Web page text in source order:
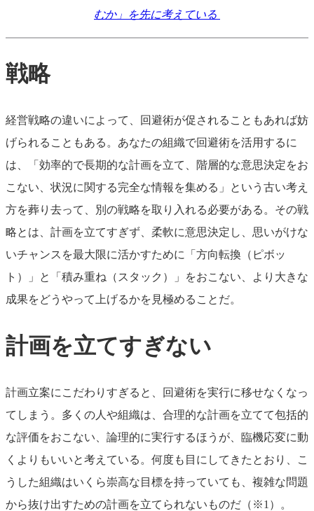
むか」を先に考えている
戦略
経営戦略の違いによって、回避術が促されることもあれば妨
げられることもある。あなたの組織で回避術を活用するに
は、「効率的で長期的な計画を立て、階層的な意思決定をお
こない、状況に関する完全な情報を集める」という古い考え
方を葬り去って、別の戦略を取り入れる必要がある。その戦
略とは、計画を立てすぎず、柔軟に意思決定し、思いがけな
いチャンスを最大限に活かすために「方向転換（ピボッ
ト）」と「積み重ね（スタック）」をおこない、より大きな
成果をどうやって上げるかを見極めることだ。
計画を立てすぎない
計画立案にこだわりすぎると、回避術を実行に移せなくなっ
てしまう。多くの人や組織は、合理的な計画を立てて包括的
な評価をおこない、論理的に実行するほうが、臨機応変に動
くよりもいいと考えている。何度も目にしてきたとおり、こ
うした組織はいくら崇高な目標を持っていても、複雑な問題
から抜け出すための計画を立てられないものだ（※1）。